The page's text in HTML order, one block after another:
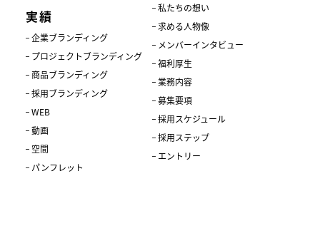
実績
企業ブランディング
プロジェクトブランディング
商品ブランディング
採用ブランディング
WEB
動画
空間
パンフレット
私たちの想い
求める人物像
メンバーインタビュー
福利厚生
業務内容
募集要項
採用スケジュール
採用ステップ
エントリー